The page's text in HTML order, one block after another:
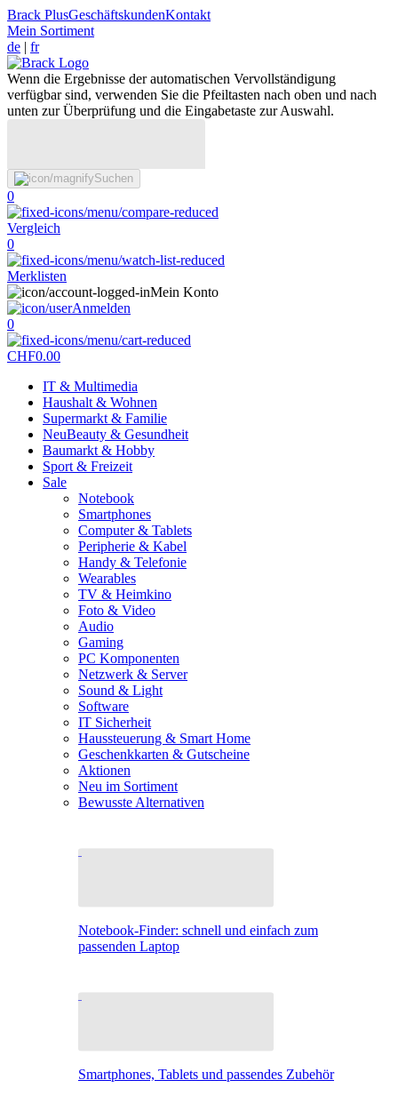
Brack PlusGeschäftskundenKontakt
Mein Sortiment
de | fr
Wenn die Ergebnisse der automatischen Vervollständigung
verfügbar sind, verwenden Sie die Pfeiltasten nach oben und nach
unten zur Überprüfung und die Eingabetaste zur Auswahl.
Suchen
0
Vergleich
0
Merklisten
Mein Konto
Anmelden
0
CHF0.00
IT & Multimedia
Haushalt & Wohnen
Supermarkt & Familie
NeuBeauty & Gesundheit
Baumarkt & Hobby
Sport & Freizeit
Sale
Notebook
Smartphones
Computer & Tablets
Peripherie & Kabel
Handy & Telefonie
Wearables
TV & Heimkino
Foto & Video
Audio
Gaming
PC Komponenten
Netzwerk & Server
Sound & Light
Software
IT Sicherheit
Haussteuerung & Smart Home
Geschenkkarten & Gutscheine
Aktionen
Neu im Sortiment
Bewusste Alternativen
Notebook-Finder: schnell und einfach zum
passenden Laptop
Smartphones, Tablets und passendes Zubehör